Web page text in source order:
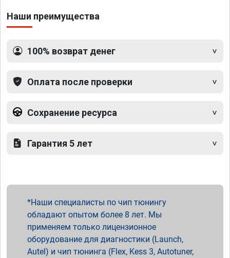
Наши преимущества
100% возврат денег
Оплата после проверки
Сохранение ресурса
Гарантия 5 лет
Наши специалисты по чип тюнингу
обладают опытом более 8 лет. Мы
применяем только лицензионное
оборудование для диагностики (Launch,
Autel) и чип тюнинга (Flex, Kess 3, Autotuner,